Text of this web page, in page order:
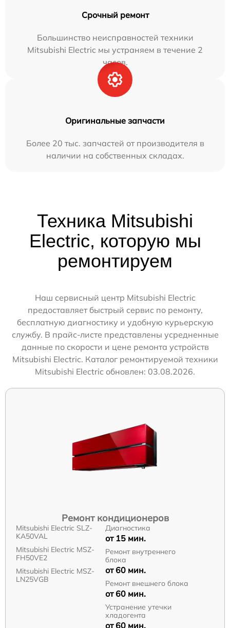
Срочный ремонт
Большинство неисправностей техники
Mitsubishi Electric мы устраняем в течение 2
часов.
Оригинальные запчасти
Более 20 тыс. запчастей от производителя в
наличии на собственных складах.
Техника Mitsubishi
Electric, которую мы
ремонтируем
Наш сервисный центр Mitsubishi Electric
предоставляет быстрый сервис по ремонту,
бесплатную диагностику и удобную курьерскую
службу. В прайс-листе представлены усредненные
данные по скорости и цене ремонта устройств
Mitsubishi Electric. Каталог ремонтируемой техники
Mitsubishi Electric обновлен: 03.08.2026.
Ремонт кондиционеров
Mitsubishi Electric SLZ-
KA50VAL
Mitsubishi Electric MSZ-
FH50VE2
Mitsubishi Electric MSZ-
LN25VGB
Диагностика
от 15 мин.
Ремонт внутреннего
блока
от 60 мин.
Ремонт внешнего блока
от 60 мин.
Устранение утечки
хладогента
от 60 мин.